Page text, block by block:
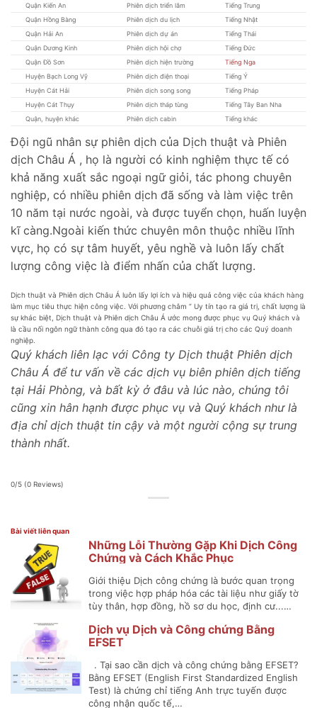
Quận Kiến An
Phiên dịch triển lãm
Tiếng Trung
Quận Hồng Bàng
Phiên dịch du lịch
Tiếng Nhật
Quận Hải An
Phiên dịch dự án
Tiếng Thái
Quận Dương Kinh
Phiên dịch hội chợ
Tiếng Đức
Quận Đồ Sơn
Phiên dịch hiện trường
Tiếng Nga
Huyện Bạch Long Vỹ
Phiên dịch điện thoại
Tiếng Ý
Huyện Cát Hải
Phiên dịch song song
Tiếng Pháp
Huyện Cát Thụy
Phiên dịch tháp tùng
Tiếng Tây Ban Nha
Quận, huyện khác
Phiên dịch cabin Tiếng khác
Đội ngũ nhân sự phiên dịch của Dịch thuật và Phiên
dịch Châu Á , họ là người có kinh nghiệm thực tế có
khả năng xuất sắc ngoại ngữ giỏi, tác phong chuyên
nghiệp, có nhiều phiên dịch đã sống và làm việc trên
10 năm tại nước ngoài, và được tuyển chọn, huấn luyện
kĩ càng.Ngoài kiến thức chuyên môn thuộc nhiều lĩnh
vực, họ có sự tâm huyết, yêu nghề và luôn lấy chất
lượng công việc là điểm nhấn của chất lượng.
Dịch thuật và Phiên dịch Châu Á luôn lấy lợi ích và hiệu quả công việc của khách hàng
làm mục tiêu thực hiện công việc. Với phương châm ” Uy tín tạo ra giá trị, chất lượng là
sự khác biệt, Dịch thuật và Phiên dịch Châu Á ước mong được phục vụ Quý khách và
là cầu nối ngôn ngữ thành công qua đó tạo ra các chuỗi giá trị cho các Quý doanh
nghiệp.
Quý khách liên lạc với Công ty Dịch thuật Phiên dịch
Châu Á để tư vấn về các dịch vụ biên phiên dịch tiếng
tại Hải Phòng, và bất kỳ ở đâu và lúc nào, chúng tôi
cũng xin hân hạnh được phục vụ và Quý khách như là
địa chỉ dịch thuật tin cậy và một người cộng sự trung
thành nhất.
0/5 (0 Reviews)
Bài viết liên quan
Những Lỗi Thường Gặp Khi Dịch Công
Chứng và Cách Khắc Phục
Giới thiệu Dịch công chứng là bước quan trọng
trong việc hợp pháp hóa các tài liệu như giấy tờ
tùy thân, hợp đồng, hồ sơ du học, định cư...…
Dịch vụ Dịch và Công chứng Bằng
EFSET
. Tại sao cần dịch và công chứng bằng EFSET?
Bằng EFSET (English First Standardized English
Test) là chứng chỉ tiếng Anh trực tuyến được
công nhận quốc tế,…